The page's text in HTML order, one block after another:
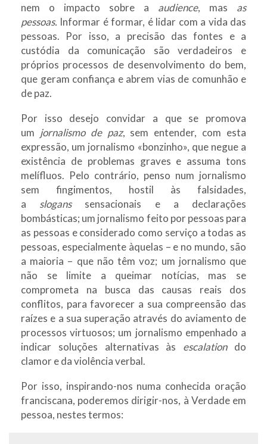
nem o impacto sobre a audience, mas as
pessoas. Informar é formar, é lidar com a vida das
pessoas. Por isso, a precisão das fontes e a
custódia da comunicação são verdadeiros e
próprios processos de desenvolvimento do bem,
que geram confiança e abrem vias de comunhão e
de paz.
Por isso desejo convidar a que se promova
um jornalismo de paz, sem entender, com esta
expressão, um jornalismo «bonzinho», que negue a
existência de problemas graves e assuma tons
melífluos. Pelo contrário, penso num jornalismo
sem fingimentos, hostil às falsidades,
a sloganssensacionais e a declarações
bombásticas; um jornalismo feito por pessoas para
as pessoas e considerado como serviço a todas as
pessoas, especialmente àquelas – e no mundo, são
a maioria – que não têm voz; um jornalismo que
não se limite a queimar notícias, mas se
comprometa na busca das causas reais dos
conflitos, para favorecer a sua compreensão das
raízes e a sua superação através do aviamento de
processos virtuosos; um jornalismo empenhado a
indicar soluções alternativas às escalation do
clamor e da violência verbal.
Por isso, inspirando-nos numa conhecida oração
franciscana, poderemos dirigir-nos, à Verdade em
pessoa, nestes termos: